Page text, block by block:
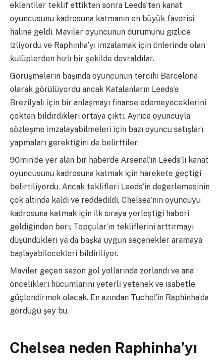
eklentiler teklif ettikten sonra Leeds’ten kanat
oyuncusunu kadrosuna katmanın en büyük favorisi
haline geldi. Maviler oyuncunun durumunu gizlice
izliyordu ve Raphinha’yı imzalamak için önlerinde olan
kulüplerden hızlı bir şekilde devraldılar.
Görüşmelerin başında oyuncunun tercihi Barcelona
olarak görülüyordu ancak Katalanların Leeds’e
Brezilyalı için bir anlaşmayı finanse edemeyeceklerini
çoktan bildirdikleri ortaya çıktı. Ayrıca oyuncuyla
sözleşme imzalayabilmeleri için bazı oyuncu satışları
yapmaları gerektiğini de belirttiler.
90min’de yer alan bir haberde Arsenal’in Leeds’li kanat
oyuncusunu kadrosuna katmak için harekete geçtiği
belirtiliyordu. Ancak teklifleri Leeds’in değerlemesinin
çok altında kaldı ve reddedildi. Chelsea’nin oyuncuyu
kadrosuna katmak için ilk sıraya yerleştiği haberi
geldiğinden beri, Topçular’ın tekliflerini arttırmayı
düşündükleri ya da başka uygun seçenekler aramaya
başlayabilecekleri bildiriliyor.
Maviler geçen sezon gol yollarında zorlandı ve ana
öncelikleri hücumlarını yeterli yetenek ve isabetle
güçlendirmek olacak. En azından Tuchel’in Raphinha’da
gördüğü şey bu.
Chelsea neden Raphinha’yı